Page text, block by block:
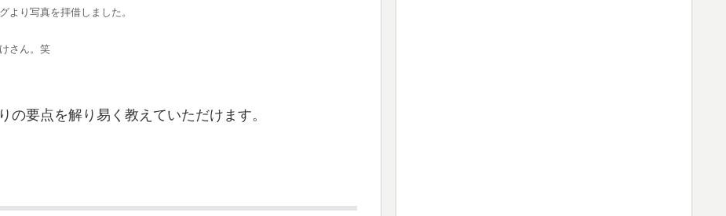
より写真を拝借しました。
さん。笑
要点を解り易く教えていただけます。